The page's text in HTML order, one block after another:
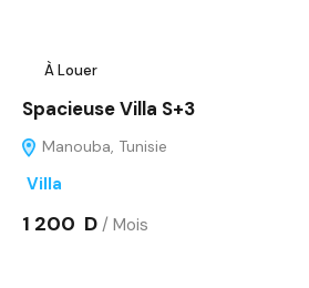
À Louer
Spacieuse Villa S+3
Manouba, Tunisie
Villa
1 200 D / Mois